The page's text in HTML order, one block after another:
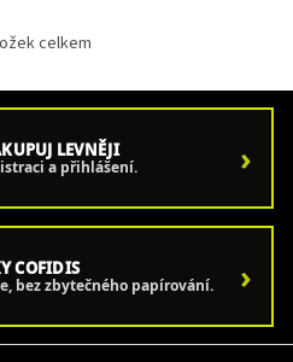
O
l
d
a
í
p
r
v
y
v
celkem
LEVNĚJI
a přihlášení. ›
COFIDIS
bez zbytečného papírování. ›